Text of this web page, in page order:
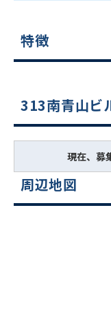
特徴
313南青山ビ
現在、募
周辺地図